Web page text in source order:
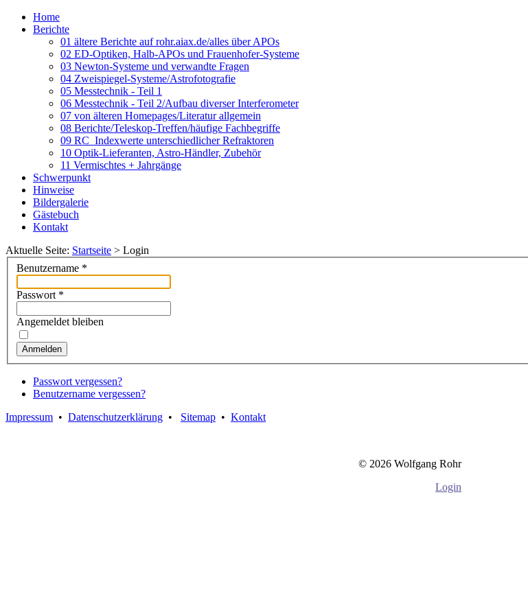
Home
Berichte
01 ältere Berichte auf rohr.aiax.de/alles über APOs
02 ED-Optiken, Halb-APOs und Frauenhofer-Systeme
03 Newton-Systeme und verwandte Fragen
04 Zweispiegel-Systeme/Astrofotografie
05 Messtechnik - Teil 1
06 Messtechnik - Teil 2/Aufbau diverser Interferometer
07 von älteren Homepages/Literatur allgemein
08 Berichte/Teleskop-Treffen/häufige Fachbegriffe
09 RC_Indexwerte unterschiedlicher Refraktoren
10 Optik-Lieferanten, Astro-Händler, Zubehör
11 Vermischtes + Jahrgänge
Schwerpunkt
Hinweise
Bildergalerie
Gästebuch
Kontakt
Aktuelle Seite: Startseite > Login
Benutzername *
Passwort *
Angemeldet bleiben
Anmelden
Passwort vergessen?
Benutzername vergessen?
Impressum • Datenschutzerklärung • Sitemap • Kontakt
© 2026 Wolfgang Rohr
Login